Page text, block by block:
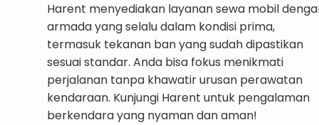
Harent menyediakan layanan sewa mobil
armada yang selalu dalam kondisi prima,
termasuk tekanan ban yang sudah dipastikan
sesuai standar. Anda bisa fokus menikmati
perjalanan tanpa khawatir urusan perawatan
kendaraan. Kunjungi Harent untuk pengalaman
berkendara yang nyaman dan aman!